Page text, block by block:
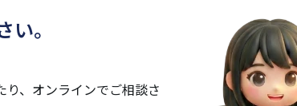
。
、オンラインでご相談さ